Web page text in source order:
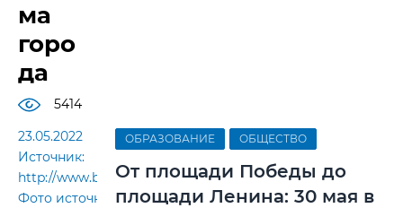
ма
горо
да
5414
23.05.2022
Источник:
http://www.bobreparhiya.by/.
Фото источника
ОБРАЗОВАНИЕ ОБЩЕСТВО
От площади Победы до
площади Ленина: 30 мая в